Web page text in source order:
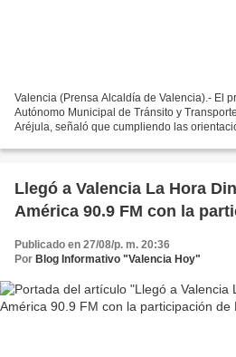
Valencia (Prensa Alcaldía de Valencia).- El
Autónomo Municipal de Tránsito y
Aréjula, señaló que cumpliendo las
Llegó a Valencia La Hora
América 90.9 FM con la
Publicado en 27/08/p. m. 20:36
Por Blog Informativo "Valencia Hoy"